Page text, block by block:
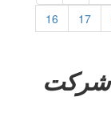
16
17
شرکت